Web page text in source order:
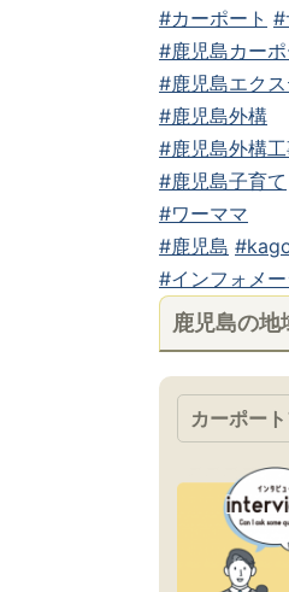
#カーポート #
#鹿児島カーポ
#鹿児島エク
#鹿児島外構
#鹿児島外構
#鹿児島子育て
#ワーママ
#鹿児島
#インフォメ
鹿児島の地
カーポー